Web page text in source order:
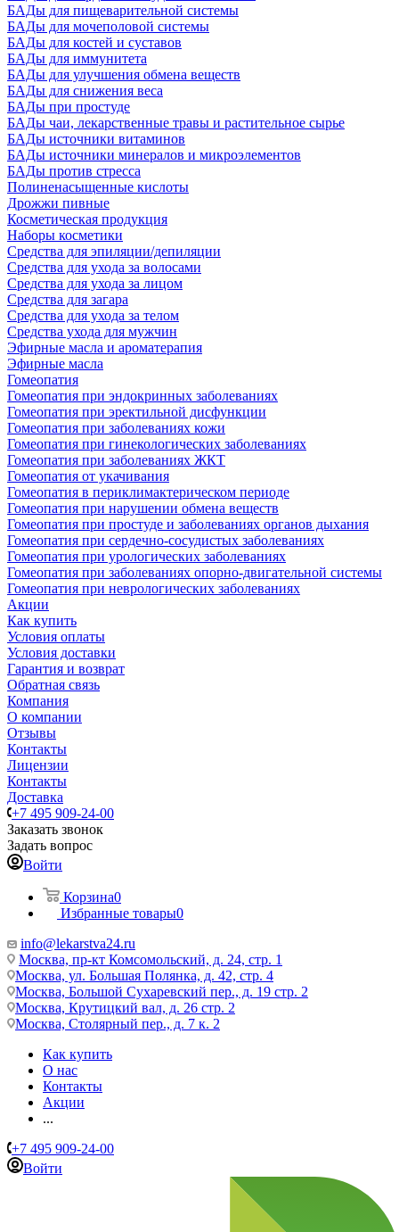
БАДы для пищеварительной системы
БАДы для мочеполовой системы
БАДы для костей и суставов
БАДы для иммунитета
БАДы для улучшения обмена веществ
БАДы для снижения веса
БАДы при простуде
БАДы чаи, лекарственные травы и растительное сырье
БАДы источники витаминов
БАДы источники минералов и микроэлементов
БАДы против стресса
Полиненасыщенные кислоты
Дрожжи пивные
Косметическая продукция
Наборы косметики
Средства для эпиляции/депиляции
Средства для ухода за волосами
Средства для ухода за лицом
Средства для загара
Средства для ухода за телом
Средства ухода для мужчин
Эфирные масла и ароматерапия
Эфирные масла
Гомеопатия
Гомеопатия при эндокринных заболеваниях
Гомеопатия при эректильной дисфункции
Гомеопатия при заболеваниях кожи
Гомеопатия при гинекологических заболеваниях
Гомеопатия при заболеваниях ЖКТ
Гомеопатия от укачивания
Гомеопатия в периклимактерическом периоде
Гомеопатия при нарушении обмена веществ
Гомеопатия при простуде и заболеваниях органов дыхания
Гомеопатия при сердечно-сосудистых заболеваниях
Гомеопатия при урологических заболеваниях
Гомеопатия при заболеваниях опорно-двигательной системы
Гомеопатия при неврологических заболеваниях
Акции
Как купить
Условия оплаты
Условия доставки
Гарантия и возврат
Обратная связь
Компания
О компании
Отзывы
Контакты
Лицензии
Контакты
Доставка
+7 495 909-24-00
Заказать звонок
Задать вопрос
Войти
Корзина0
Избранные товары0
info@lekarstva24.ru
Москва, пр-кт Комсомольский, д. 24, стр. 1
Москва, ул. Большая Полянка, д. 42, стр. 4
Москва, Большой Сухаревский пер., д. 19 стр. 2
Москва, Крутицкий вал, д. 26 стр. 2
Москва, Столярный пер., д. 7 к. 2
Как купить
О нас
Контакты
Акции
...
+7 495 909-24-00
Войти